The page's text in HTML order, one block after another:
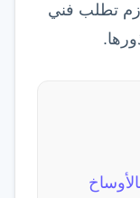
تطلب فني